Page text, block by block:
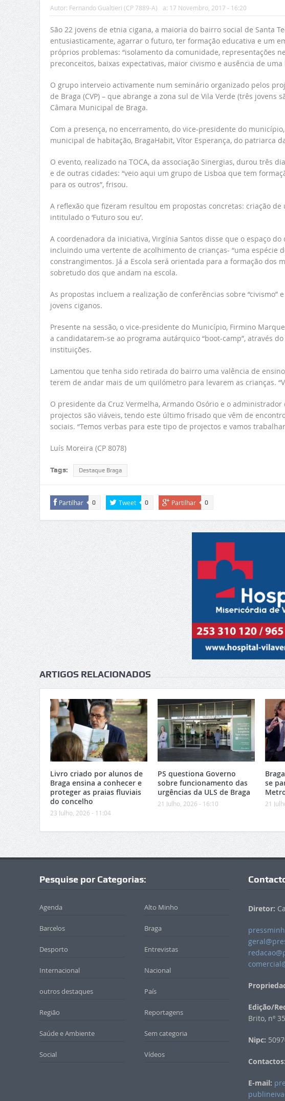
Autor: Fernando Gualtieri (CP 7889-A) a: 17 Novembro, 2017 - 16:20
São 22 jovens de etnia cigana, a maioria do bairro social de Santa
entusiasticamente, agarrar o futuro, ter formação educativa e um
próprios problemas: “isolamento da comunidade, representações
preconceitos, baixas expectativas, maior civismo e ausência de uma
O grupo interveio activamente num seminário organizado pelos
de Braga (CVP) – que abrange a zona sul de Vila Verde (três jovens
Câmara Municipal de Braga.
Com a presença, no encerramento, do vice-presidente do
municipal de habitação, BragaHabit, Vítor Esperança, do patriarca
O evento, realizado na TOCA, da associação Sinergias, durou três
e de outras cidades: “veio aqui um grupo de Lisboa que tem
para os outros”, frisou.
A reflexão que fizeram resultou em propostas concretas: criação
intitulado o ‘Futuro sou eu’.
A coordenadora da iniciativa, Virgínia Santos disse que o espaço
incluindo uma vertente de acolhimento de crianças- “uma espécie
constrangimentos. Já a Escola será orientada para a formação dos
sobretudo dos que andam na escola.
As propostas incluem a realização de conferências sobre “civismo”
jovens ciganos.
Presente na sessão, o vice-presidente do Município, Firmino
a candidatarem-se ao programa autárquico “boot-camp”, através
instituições.
Lamentou que tenha sido retirada do bairro uma valência de
terem de andar mais de um quilómetro para levarem as crianças.
O presidente da Cruz Vermelha, Armando Osório e o
projectos são viáveis, tendo este último frisado que vêm de
sociais. “Temos verbas para este tipo de projectos e vamos
Luís Moreira (CP 8078)
Tags: Destaque Braga
Partilhar 0 Tweet 0 Partilhar 0
ARTIGOS RELACIONADOS
Livro criado por alunos de
Braga ensina a conhecer e
proteger as praias fluviais
do concelho
23 Julho, 2026 - 11:04
PS questiona Governo
sobre funcionamento das
urgências da ULS de Braga
21 Julho, 2026 - 16:10
se
21
Pesquise por Categorias:
Agenda Alto Minho
Barcelos Braga
Desporto Entrevistas
Internacional Nacional
outros destaques País
Região Reportagens
Saúde e Ambiente Sem categoria
Social Vídeos
Diretor:
Edição/
Brito, nº
Nipc:
Contactos:
E-mail: